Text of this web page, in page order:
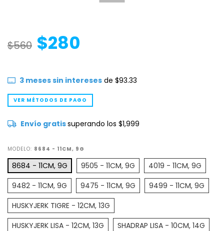
$560 $280
3meses sin interesesde $93.33
VER MÉTODOS DE PAGO
Envío gratissuperando los $1,999
MODELO: 8684 - 11CM, 9G
8684 - 11CM, 9G 9505 - 11CM, 9G
4019 - 11CM, 9G
9482 - 11CM, 9G
9475 - 11CM, 9G
9499 - 11CM, 9G
HUSKYJERK TIGRE - 12CM, 13G
HUSKYJERK LISA - 12CM, 13G
SHADRAP LISA - 10CM, 14G